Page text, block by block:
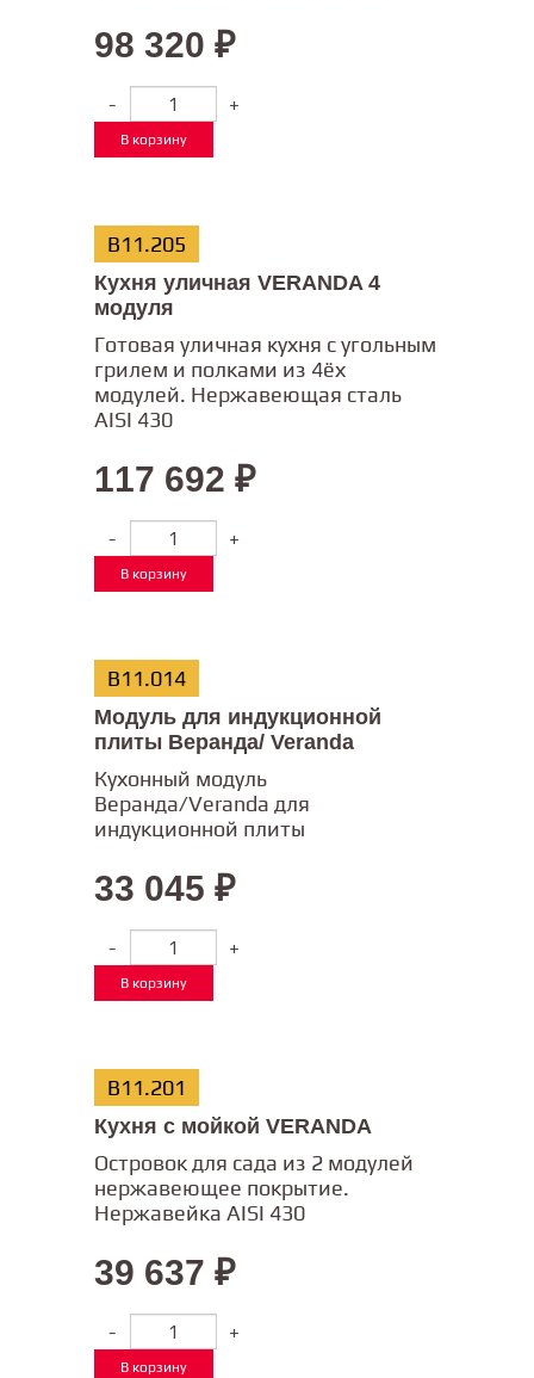
98 320 ₽
- +
В корзину
В11.205
Кухня уличная VERANDA 4
модуля
Готовая уличная кухня с угольным
грилем и полками из 4ёх
модулей. Нержавеющая сталь
AISI 430
117 692 ₽
- +
В корзину
В11.014
Модуль для индукционной
плиты Веранда/ Veranda
Кухонный модуль
Веранда/Veranda для
индукционной плиты
33 045 ₽
- +
В корзину
В11.201
Кухня с мойкой VERANDA
Островок для сада из 2 модулей
нержавеющее покрытие.
Нержавейка AISI 430
39 637 ₽
- +
В корзину